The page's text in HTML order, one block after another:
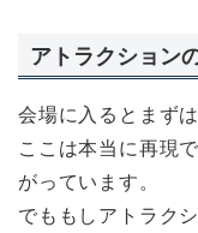
アトラクション
会場に入るとまず
ここは本当に再現
がっています。
でももしアトラク